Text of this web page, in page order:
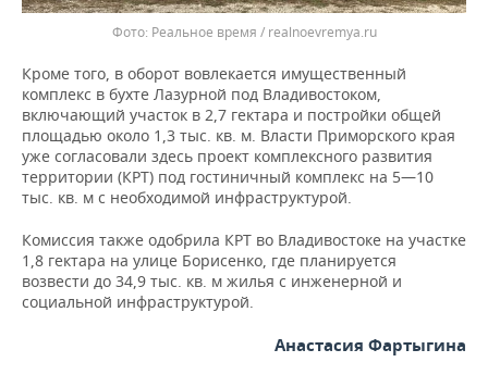
Реальное время / realnoevremya.ru
Кроме того, в оборот вовлекается имущественный
комплекс в бухте Лазурной под Владивостоком,
включающий участок в 2,7 гектара и постройки общей
площадью около 1,3 тыс. кв. м. Власти Приморского края
уже согласовали здесь проект комплексного развития
территории (КРТ) под гостиничный комплекс на 5—10
тыс. кв. м с необходимой инфраструктурой.
Комиссия также одобрила КРТ во Владивостоке на участке
1,8 гектара на улице Борисенко, где планируется
возвести до 34,9 тыс. кв. м жилья с инженерной и
социальной инфраструктурой.
Анастасия Фартыгина